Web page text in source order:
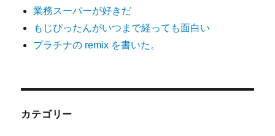
業務スーパーが好きだ
もじぴったんがいつまで経っても面白い
プラチナの remix を書いた。
カテゴリー